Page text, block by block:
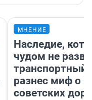
МНЕНИЕ
Наследие,
чудом не
транспортный
разнес миф о
советских